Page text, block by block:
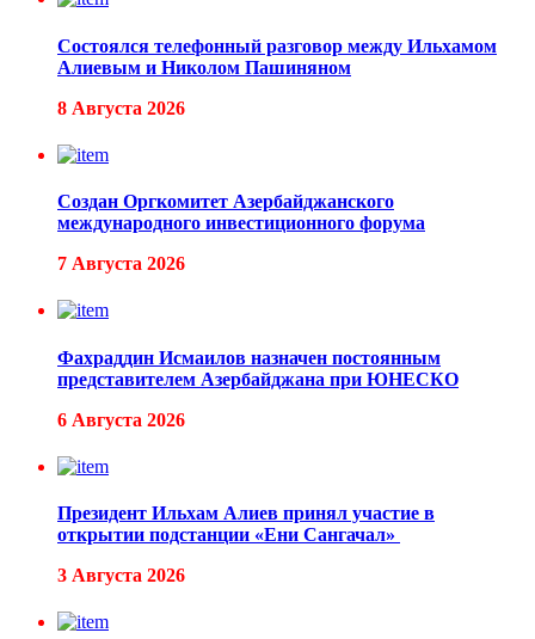
Состоялся телефонный разговор между Ильхамом
Алиевым и Николом Пашиняном
8 Августа 2026
Создан Оргкомитет Азербайджанского
международного инвестиционного форума
7 Августа 2026
Фахраддин Исмаилов назначен постоянным
представителем Азербайджана при ЮНЕСКО
6 Августа 2026
Президент Ильхам Алиев принял участие в
открытии подстанции «Ени Сангачал»
3 Августа 2026